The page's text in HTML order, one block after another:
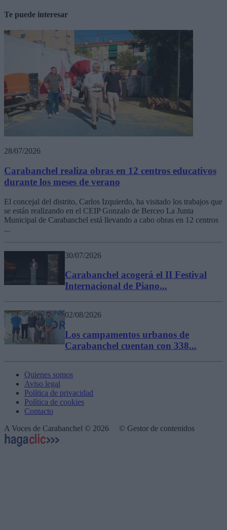
Te puede interesar
28/07/2026
Carabanchel realiza obras en 12 centros educativos
durante los meses de verano
El concejal del distrito, Carlos Izquierdo, ha visitado los trabajos que
se están realizando en el CEIP Gonzalo de Berceo La Junta
Municipal de Carabanchel está llevando a cabo obras en 12 centros
...
30/07/2026
Carabanchel acogerá el II Festival
Internacional de Piano...
02/08/2026
Los campamentos urbanos de
Carabanchel cuentan con 338...
Quienes somos
Aviso legal
Política de privacidad
Política de cookies
Contacto
A Voces de Carabanchel © 2026 © Gestor de contenidos